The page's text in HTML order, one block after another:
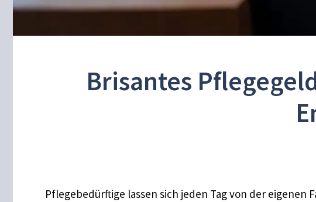
Brisantes
Pflegebedürftige lassen sich jeden Tag von der